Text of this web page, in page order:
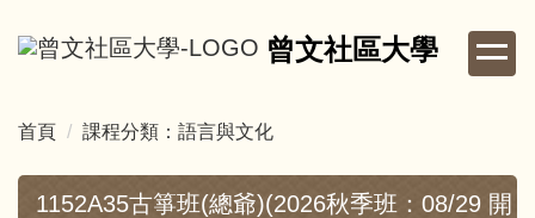
到
內
曾文社區大學
首頁 課程分類：語言與文化
1152A35古箏班(總爺)(2026秋季班：08/29 開